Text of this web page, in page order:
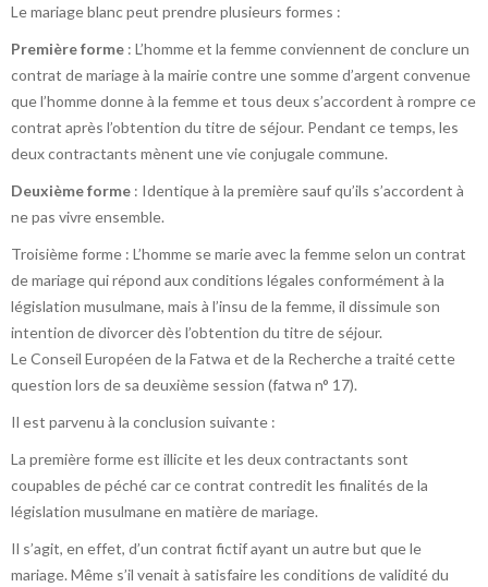
Le mariage blanc peut prendre plusieurs formes :
Première forme : L’homme et la femme conviennent de conclure un
contrat de mariage à la mairie contre une somme d’argent convenue
que l’homme donne à la femme et tous deux s’accordent à rompre ce
contrat après l’obtention du titre de séjour. Pendant ce temps, les
deux contractants mènent une vie conjugale commune.
Deuxième forme : Identique à la première sauf qu’ils s’accordent à
ne pas vivre ensemble.
Troisième forme : L’homme se marie avec la femme selon un contrat
de mariage qui répond aux conditions légales conformément à la
législation musulmane, mais à l’insu de la femme, il dissimule son
intention de divorcer dès l’obtention du titre de séjour.
Le Conseil Européen de la Fatwa et de la Recherche a traité cette
question lors de sa deuxième session (fatwa n° 17).
Il est parvenu à la conclusion suivante :
La première forme est illicite et les deux contractants sont
coupables de péché car ce contrat contredit les finalités de la
législation musulmane en matière de mariage.
Il s’agit, en effet, d’un contrat fictif ayant un autre but que le
mariage. Même s’il venait à satisfaire les conditions de validité du